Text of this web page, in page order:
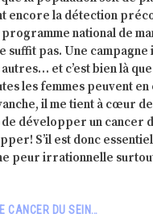
encore la détection
national de
suffit pas. Une
autres… et c’est bien là
les femmes peuvent
il me tient à cœur
développer un cancer
S’il est donc
peur irrationnelle
CANCER DU SEIN…